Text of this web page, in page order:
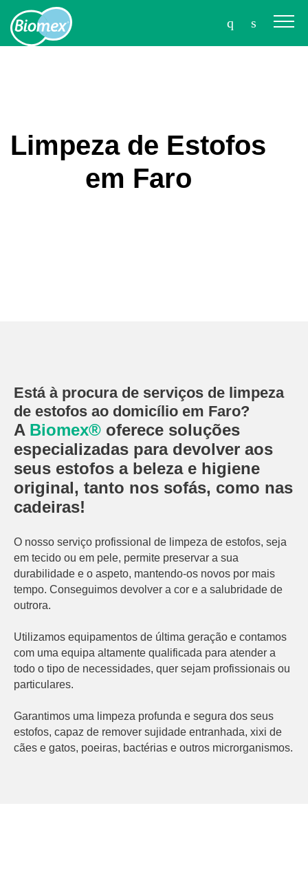
Limpeza de Estofos
em Faro
Está à procura de serviços de limpeza
de estofos ao domicílio em Faro?
A Biomex® oferece soluções
especializadas para devolver aos
seus estofos a beleza e higiene
original, tanto nos sofás, como nas
cadeiras!
O nosso serviço profissional de limpeza de estofos, seja
em tecido ou em pele, permite preservar a sua
durabilidade e o aspeto, mantendo-os novos por mais
tempo. Conseguimos devolver a cor e a salubridade de
outrora.
Utilizamos equipamentos de última geração e contamos
com uma equipa altamente qualificada para atender a
todo o tipo de necessidades, quer sejam profissionais ou
particulares.
Garantimos uma limpeza profunda e segura dos seus
estofos, capaz de remover sujidade entranhada, xixi de
cães e gatos, poeiras, bactérias e outros microrganismos.